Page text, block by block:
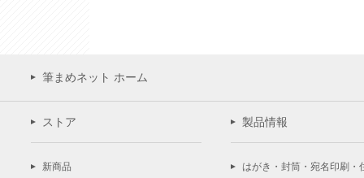
筆まめネット ホーム
ストア
新商品
製品情報
はがき・封筒・宛名印刷・